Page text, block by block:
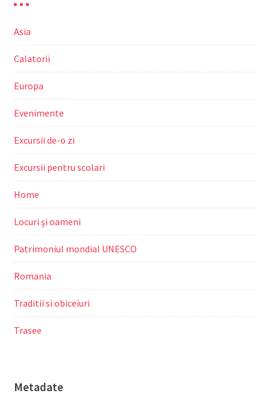
Asia
Calatorii
Europa
Evenimente
Excursii de-o zi
Excursii pentru scolari
Home
Locuri şi oameni
Patrimoniul mondial UNESCO
Romania
Traditii si obiceiuri
Trasee
Metadate